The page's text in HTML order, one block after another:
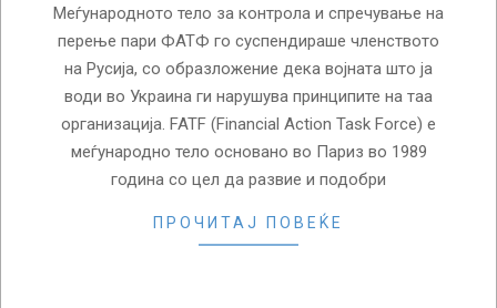
Меѓународното тело за контрола и спречување на
перење пари ФАТФ го суспендираше членството
на Русија, со образложение дека војната што ја
води во Украина ги нарушува принципите на таа
организација. FATF (Financial Action Task Force) е
меѓународно тело основано во Париз во 1989
година со цел да развие и подобри
ПРОЧИТАЈ ПОВЕЌЕ